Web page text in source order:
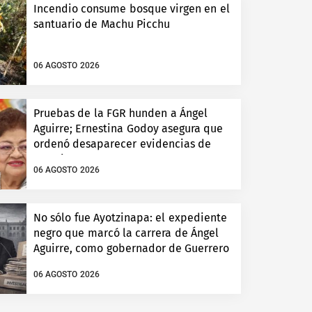
Incendio consume bosque virgen en el
santuario de Machu Picchu
06 AGOSTO 2026
Pruebas de la FGR hunden a Ángel
Aguirre; Ernestina Godoy asegura que
ordenó desaparecer evidencias de
06 AGOSTO 2026
No sólo fue Ayotzinapa: el expediente
negro que marcó la carrera de Ángel
Aguirre, como gobernador de Guerrero
06 AGOSTO 2026